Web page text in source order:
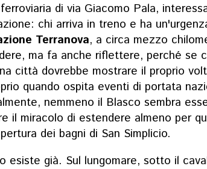
di via Giacomo Pala,
chi arriva in treno e ha
Terranova, a circa mezzo
ma fa anche riflettere, perché se
città dovrebbe mostrare il proprio
quando ospita eventi di portata
nemmeno il Blasco sembra
il miracolo di estendere almeno per
dei bagni di San Simplicio.
esiste già. Sul lungomare, sotto il